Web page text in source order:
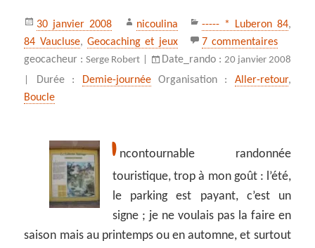
Publié
le
30 janvier 2008 Auteur
nicoulina Catégories
----- * Luberon 84,
84 Vaucluse,Geocaching et jeux 7 commentairessur
geocacheur :Serge Robert | Date_rando : 20 janvier 2008
Durée : Demie-journéeOrganisation : Aller-retour,
Boucle
I ncontournable randonnée
touristique, trop à mon goût : l’été,
le parking est payant, c’est un
signe ; je ne voulais pas la faire en
saison mais au printemps ou en automne, et surtout